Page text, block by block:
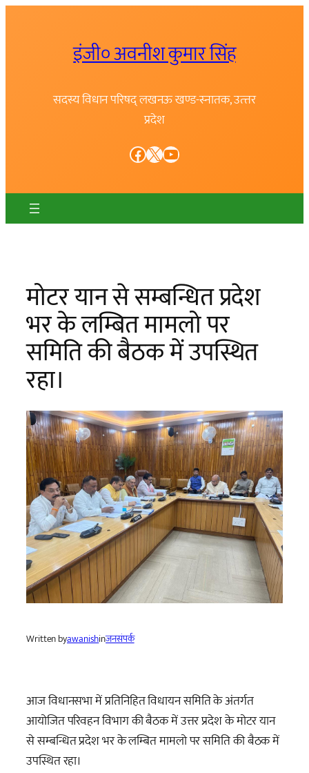
इंजी० अवनीश कुमार सिंह
सदस्य विधान परिषद् लखनऊ खण्ड-स्नातक, उत्त्तर
प्रदेश
Facebook X YouTube
मोटर यान से सम्बन्धित प्रदेश
भर के लम्बित मामलो पर
समिति की बैठक में उपस्थित
रहा।
Written byawanishinजनसंपर्क
आज विधानसभा में प्रतिनिहित विधायन समिति के अंतर्गत
आयोजित परिवहन विभाग की बैठक में उत्तर प्रदेश के मोटर यान
से सम्बन्धित प्रदेश भर के लम्बित मामलो पर समिति की बैठक में
उपस्थित रहा।